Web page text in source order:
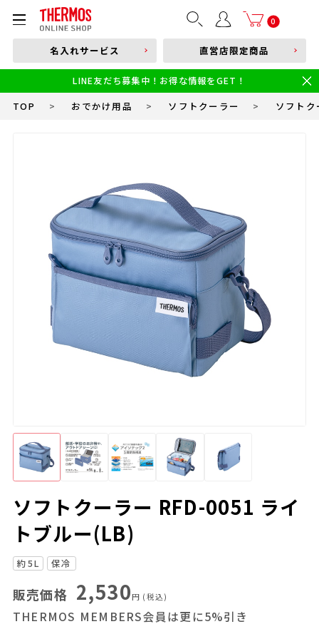
0
部品購入はこちら
本体品番やキーワードを入力
食洗機対応 新製品
幼児・園児向け水筒
小学生 低・中学年向け水筒
小学生 中・高学年向け水筒
名入れサービス 直営店限定商品
LINE友だち募集中！お得な情報をGET！
TOP > おでかけ用品 > ソフトクーラー > ソフト
ソフトクーラー RFD-0051 ライ
トブルー(LB)
約5L 保冷
販売価格 2,530円 (税込)
THERMOS MEMBERS会員は更に5%引き